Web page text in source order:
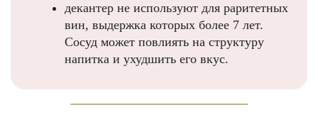
декантер не используют для раритетных
вин, выдержка которых более 7 лет.
Сосуд может повлиять на структуру
напитка и ухудшить его вкус.